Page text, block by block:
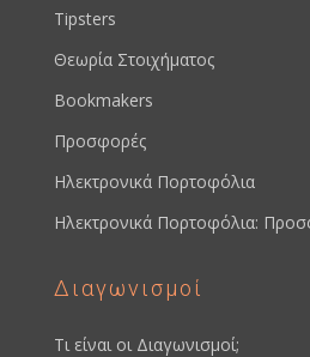
Tipsters
Θεωρία Στοιχήματος
Bookmakers
Προσφορές
Ηλεκτρονικά Πορτοφόλια
Ηλεκτρονικά Πορτοφόλια:
Διαγωνισμοί
Τι είναι οι Διαγωνισμοί;